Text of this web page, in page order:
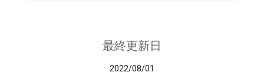
最終更新日
2022/08/01